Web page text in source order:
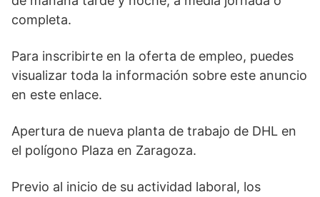
completa.
Para inscribirte en la oferta de empleo, puedes
visualizar toda la información sobre este anuncio
en este enlace.
Apertura de nueva planta de trabajo de DHL en
el polígono Plaza en Zaragoza.
Previo al inicio de su actividad laboral, los